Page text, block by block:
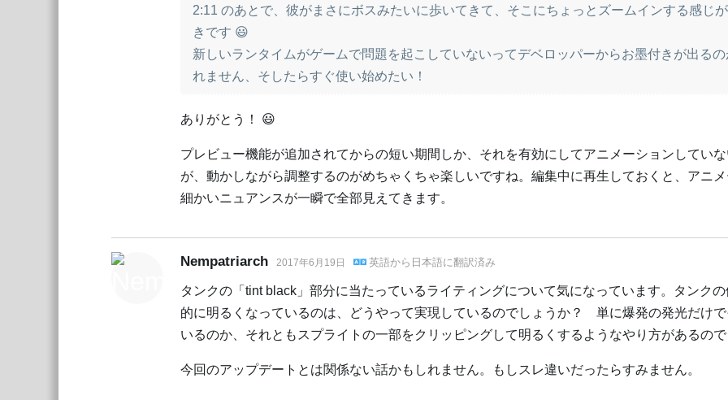
2:11 のあとで、彼がまさにボスみたいに歩いてきて、そこにちょっとズームインする感じ
きです 😃
新しいランタイムがゲームで問題を起こしていないってデベロッパーからお墨付きが出るの
れません、そしたらすぐ使い始めたい！
ありがとう！ 😃
プレビュー機能が追加されてからの短い期間しか、それを有効にしてアニメーションしてい
が、動かしながら調整するのがめちゃくちゃ楽しいですね。編集中に再生しておくと、アニ
細かいニュアンスが一瞬で全部見えてきます。
Nempatriarch 2017年6月19日 英語から 日本語に翻訳済み
タンクの「tint black」部分に当たっているライティングについて気になっています。タンク
的に明るくなっているのは、どうやって実現しているのでしょうか？ 単に爆発の発光だけで
いるのか、それともスプライトの一部をクリッピングして明るくするようなやり方があるので
今回のアップデートとは関係ない話かもしれません。もしスレ違いだったらすみません。